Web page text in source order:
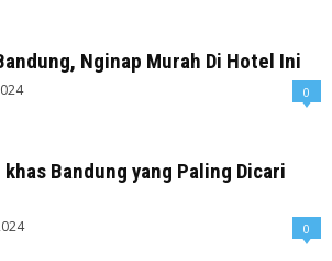
Nginap Murah Di Hotel Ini
0
Bandung yang Paling Dicari
0